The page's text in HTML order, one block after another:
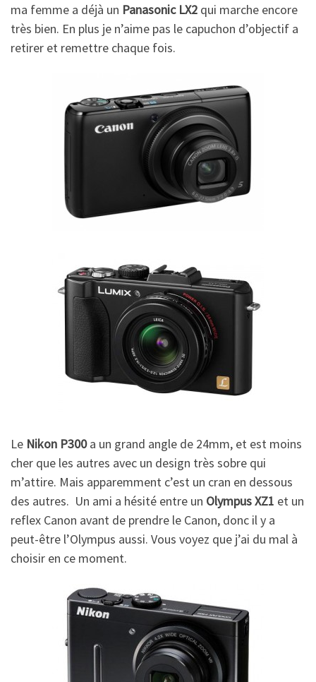
ma femme a déjà un Panasonic LX2 qui marche encore
très bien. En plus je n’aime pas le capuchon d’objectif a
retirer et remettre chaque fois.
Le Nikon P300a un grand angle de 24mm, et est moins
cher que les autres avec un design très sobre qui
m’attire. Mais apparemment c’est un cran en dessous
des autres. Un ami a hésité entre un Olympus XZ1 et un
reflex Canon avant de prendre le Canon, donc il y a
peut-être l’Olympus aussi. Vous voyez que j’ai du mal à
choisir en ce moment.